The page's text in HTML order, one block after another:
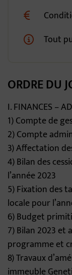
Tout
ORDRE DU
I. FINANCES –
1) Compte de
2) Compte
3) Affectation
4) Bilan des
l’année 2023
5) Fixation des
locale pour
6) Budget
7) Bilan 2023
programme et
8) Travaux
immeuble